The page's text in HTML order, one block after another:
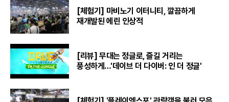
[체험기] 마비노기 이터니티, 깔끔하게
재개발된 에린 인상적
[리뷰] 무대는 정글로, 즐길 거리는
풍성하게…'데이브 더 다이버: 인 더 정글'